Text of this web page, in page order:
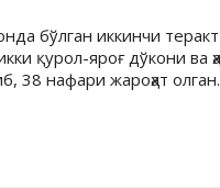
бўлган иккинчи
қурол-яроғ дўкони ва
38 нафари жароҳат олган.